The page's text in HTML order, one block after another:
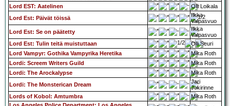
Lord EST: Aatelinen
Olli Loikala
Lord Est: Päivät töissä
Ilkka
Valpasvuo
Lord Est: Se on päätetty
Ilkka
Valpasvuo
Lord Est: Tulin teitä muistuttaan
Olli Seuri
Lord Vampyr: Gothika Vampyrika Heretika
Mika Roth
Lordi: Screem Writers Guild
Mika Roth
Lordi: The Arockalypse
Mika Roth
Lordi: The Monsterican Dream
Jari
Jokirinne
Lords of Kobol: Amtumbra
Mika Roth